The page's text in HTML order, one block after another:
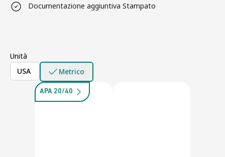
Documentazione aggiuntiva Stampato
Unità
USA
Metrico
APA 20/40